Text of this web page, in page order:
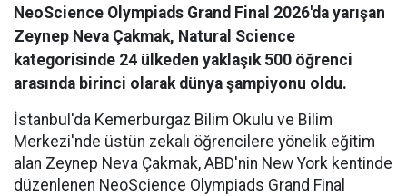
NeoScience Olympiads Grand Final 2026'da yarışan
Zeynep Neva Çakmak, Natural Science
kategorisinde 24 ülkeden yaklaşık 500 öğrenci
arasında birinci olarak dünya şampiyonu oldu.
İstanbul'da Kemerburgaz Bilim Okulu ve Bilim
Merkezi'nde üstün zekalı öğrencilere yönelik eğitim
alan Zeynep Neva Çakmak, ABD'nin New York kentinde
düzenlenen NeoScience Olympiads Grand Final